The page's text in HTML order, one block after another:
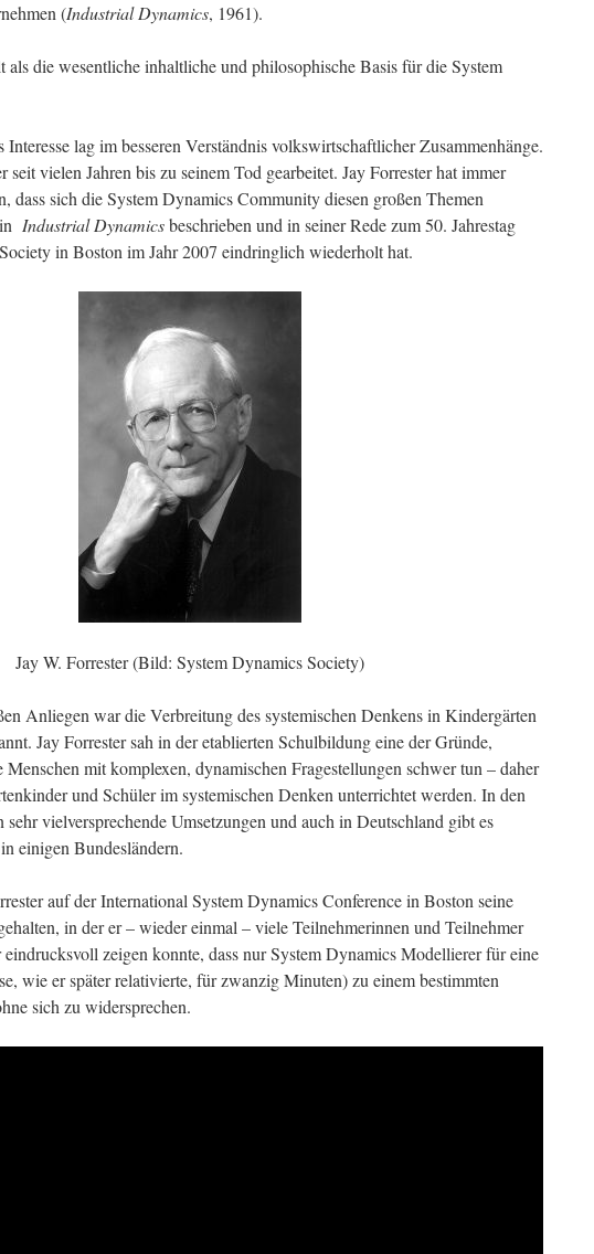
(Industrial Dynamics, 1961).
als die wesentliche inhaltliche und philosophische Basis für die System
Interesse lag im besseren Verständnis volkswirtschaftlicher Zusammenhänge.
seit vielen Jahren bis zu seinem Tod gearbeitet. Jay Forrester hat immer
dass sich die System Dynamics Community diesen großen Themen
Industrial Dynamicsbeschrieben und in seiner Rede zum 50. Jahrestag
in Boston im Jahr 2007 eindringlich wiederholt hat.
Jay W. Forrester (Bild: System Dynamics Society)
Anliegen war die Verbreitung des systemischen Denkens in Kindergärten
Jay Forrester sah in der etablierten Schulbildung eine der Gründe,
Menschen mit komplexen, dynamischen Fragestellungen schwer tun – daher
und Schüler im systemischen Denken unterrichtet werden. In den
vielversprechende Umsetzungen und auch in Deutschland gibt es
einigen Bundesländern.
auf der International System Dynamics Conference in Boston seine
in der er – wieder einmal – viele Teilnehmerinnen und Teilnehmer
zeigen konnte, dass nur System Dynamics Modellierer für eine
wie er später relativierte, für zwanzig Minuten) zu einem bestimmten
sich zu widersprechen.